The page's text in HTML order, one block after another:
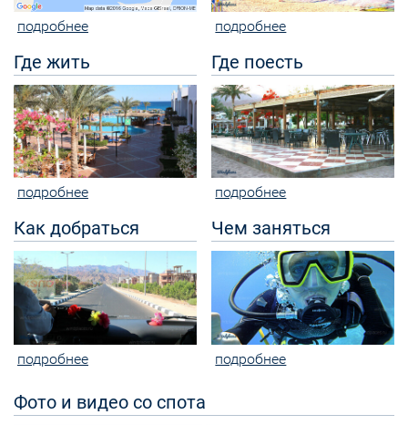
подробнее
подробнее
Где жить
подробнее
Где поесть
подробнее
Чем заняться
подробнее
Как добраться
подробнее
Фото и видео со спота